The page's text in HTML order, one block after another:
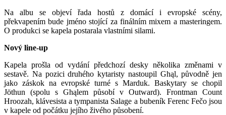
Na albu se objeví řada hostů z domácí i evropské scény,
překvapením bude jméno stojící za finálním mixem a masteringem.
O produkci se kapela postarala vlastními silami.
Nový line-up
Kapela prošla od vydání předchozí desky několika změnami v
sestavě. Na pozici druhého kytaristy nastoupil Ghąl, původně jen
jako záskok na evropské turné s Marduk. Baskytary se chopil
Jöthun (spolu s Ghąlem působí v Outward). Frontman Count
Hroozah, klávesista a tympanista Salage a bubeník Ferenc Fečo jsou
v kapele od počátku jejího živého působení.